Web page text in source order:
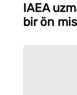
IAEA
bir ön